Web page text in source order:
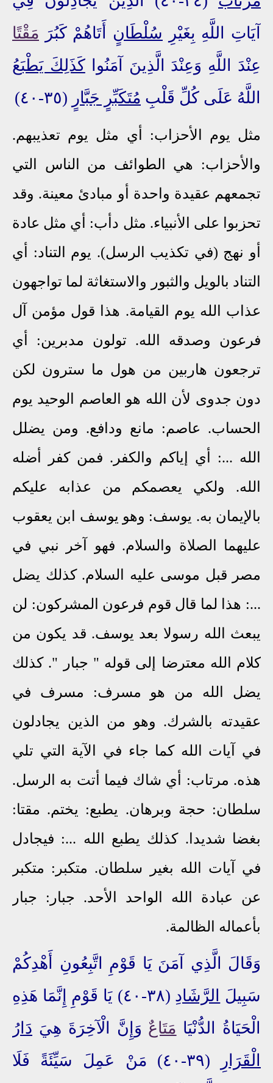
آيَاتِ اللَّهِ بِغَيْرِ سُلْطَانٍ أَتَاهُمْ كَبُرَ مَقْتًا
عِنْدَ اللَّهِ وَعِنْدَ الَّذِينَ آمَنُواكَذَلِكَ يَطْبَعُ
اللَّهُ عَلَى كُلِّ قَلْبِ مُتَكَبِّرٍ جَبَّارٍ (٣٥-٤٠)
مثل يوم الأحزاب: أي مثل يوم تعذيبهم.
والأحزاب: هي الطوائف من الناس التي
تجمعهم عقيدة واحدة أو مبادئ معينة. وقد
تحزبوا على الأنبياء. مثل دأب: أي مثل عادة
أو نهج (في تكذيب الرسل). يوم التناد: أي
التناد بالويل والثبور والاستغاثة لما تواجهون
عذاب الله يوم القيامة. هذا قول مؤمن آل
فرعون وصدقه الله. تولون مدبرين: أي
ترجعون هاربين من هول ما سترون لكن
دون جدوى لأن الله هو العاصم الوحيد يوم
الحساب. عاصم: مانع ودافع. ومن يضلل
الله ...: أي إياكم والكفر. فمن كفر أضله
الله. ولكي يعصمكم من عذابه عليكم
بالإيمان به. يوسف: وهو يوسف ابن يعقوب
عليهما الصلاة والسلام. فهو آخر نبي في
مصر قبل موسى عليه السلام. كذلك يضل
...: هذا لما قال قوم فرعون المشركون: لن
يبعث الله رسولا بعد يوسف. قد يكون من
كلام الله معترضا إلى قوله " جبار ". كذلك
يضل الله من هو مسرف: مسرف في
عقيدته بالشرك. وهو من الذين يجادلون
في آيات الله كما جاء في الآية التي تلي
هذه. مرتاب: أي شاك فيما أتت به الرسل.
سلطان: حجة وبرهان. يطبع: يختم. مقتا:
بغضا شديدا. كذلك يطبع الله ...: فيجادل
في آيات الله بغير سلطان. متكبر: متكبر
عن عبادة الله الواحد الأحد. جبار: جبار
بأعماله الظالمة.
وَقَالَ الَّذِي آمَنَ يَا قَوْمِ اتَّبِعُونِ أَهْدِكُمْ
سَبِيلَ
الرَّشَادِ
(٣٨-٤٠) يَا قَوْمِ إِنَّمَا هَذِهِ
الْحَيَاةُ الدُّنْيَا مَتَاعٌ وَإِنَّ الْآخِرَةَ هِيَ دَارُ
الْقَرَارِ
(٣٩-٤٠) مَنْ عَمِلَ سَيِّئَةً فَلَا